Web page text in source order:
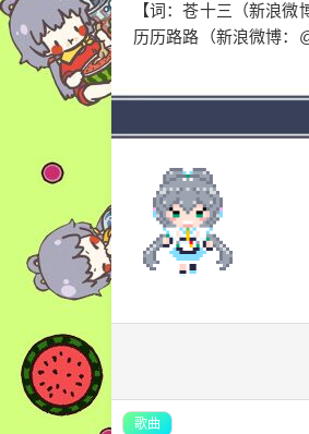
【词：苍十三（新浪
历历路路（新浪微博：
歌曲